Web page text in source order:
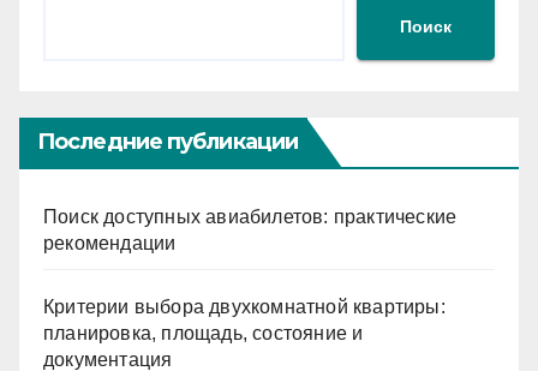
Поиск
Последние публикации
Поиск доступных авиабилетов: практические
рекомендации
Критерии выбора двухкомнатной квартиры:
планировка, площадь, состояние и
документация